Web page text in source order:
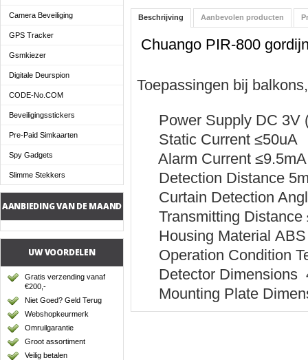
Camera Beveiliging
GPS Tracker
Gsmkiezer
Digitale Deurspion
CODE-No.COM
Beveiligingsstickers
Pre-Paid Simkaarten
Spy Gadgets
Slimme Stekkers
AANBIEDING VAN DE MAAND
UW VOORDELEN
Gratis verzending vanaf
€200,-
Niet Goed? Geld Terug
Webshopkeurmerk
Omruilgarantie
Groot assortiment
Veilig betalen
Beschrijving Aanbevolen producten
Chuango PIR-800
Toepassingen bij balkons,
Power Supply DC 3V
Static Current ≤50uA
Alarm Current ≤9.5mA
Detection Distance
Curtain Detection
Transmitting Distance
Housing Material
Operation Condition
Detector Dimensions
Mounting Plate